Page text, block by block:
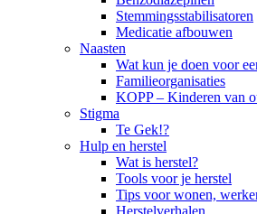
Stemmingsstabilisatoren
Medicatie afbouwen
Naasten
Wat kun je doen voor
Familieorganisaties
KOPP – Kinderen van
Stigma
Te Gek!?
Hulp en herstel
Wat is herstel?
Tools voor je herstel
Tips voor wonen,
Herstelverhalen